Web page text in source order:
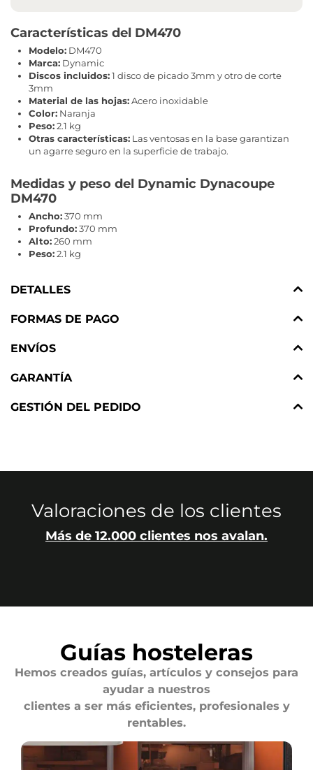
Características del DM470
Modelo: DM470
Marca: Dynamic
Discos incluidos:1 disco de picado 3mm y otro de corte
3mm
Material de las hojas:Acero inoxidable
Color: Naranja
Peso:2.1 kg
Otras características: Las ventosas en la base garantizan
un agarre seguro en la superficie de trabajo.
Medidas y peso del Dynamic Dynacoupe
DM470
Ancho:370 mm
Profundo:370 mm
Alto:260 mm
Peso:2.1 kg
DETALLES
FORMAS DE PAGO
ENVÍOS
GARANTÍA
GESTIÓN DEL PEDIDO
Valoraciones de los clientes
Más de 12.000 clientes nos avalan.
Guías hosteleras
Hemos creados guías, artículos y consejos para
ayudar a nuestros
clientes a ser más eficientes, profesionales y
rentables.